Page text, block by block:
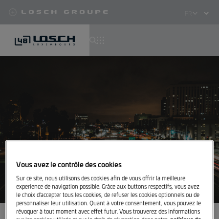
Losch Groupe
Select
Vous avez le contrôle des cookies
Sur ce site, nous utilisons des cookies afin de vous offrir la meilleure
experience de navigation possible. Grâce aux buttons respectifs, vous avez
le choix d'accepter tous les cookies, de refuser les cookies optionnels ou de
personnaliser leur utilisation. Quant à votre consentement, vous pouvez le
révoquer à tout moment avec effet futur. Vous trouverez des informations